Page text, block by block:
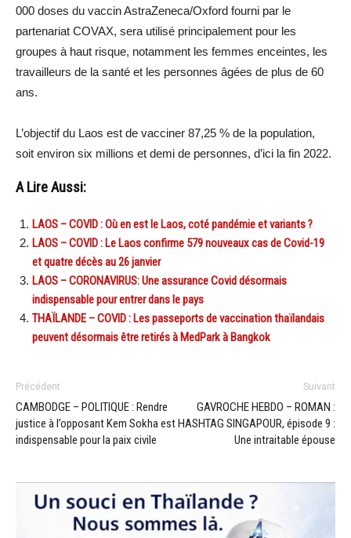
000 doses du vaccin AstraZeneca/Oxford fourni par le
partenariat COVAX, sera utilisé principalement pour les
groupes à haut risque, notamment les femmes enceintes, les
travailleurs de la santé et les personnes âgées de plus de 60
ans.
L’objectif du Laos est de vacciner 87,25 % de la population,
soit environ six millions et demi de personnes, d’ici la fin 2022.
A Lire Aussi:
LAOS – COVID : Où en est le Laos, coté pandémie et variants ?
LAOS – COVID : Le Laos confirme 579 nouveaux cas de Covid-19
et quatre décès au 26 janvier
LAOS – CORONAVIRUS: Une assurance Covid désormais
indispensable pour entrer dans le pays
THAÏLANDE – COVID : Les passeports de vaccination thaïlandais
peuvent désormais être retirés à MedPark à Bangkok
Précédent
CAMBODGE – POLITIQUE : Rendre
justice à l’opposant Kem Sokha est
indispensable pour la paix civile
Suivant
GAVROCHE HEBDO – ROMAN :
HASHTAG SINGAPOUR, épisode 9 :
Une intraitable épouse